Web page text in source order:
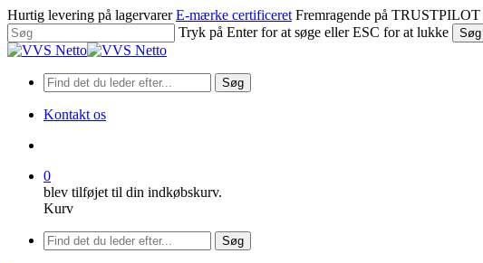
Spring
til
hovedindhold
Hurtig levering på lagervarer E-mærke certificeret Fremragende på TRUSTPILOT
Tryk på Enter for at søge eller ESC for at lukke
Søg
Luk
Søg
Kontakt os
0
blev tilføjet til din indkøbskurv.
Kurv
Menu
Søg